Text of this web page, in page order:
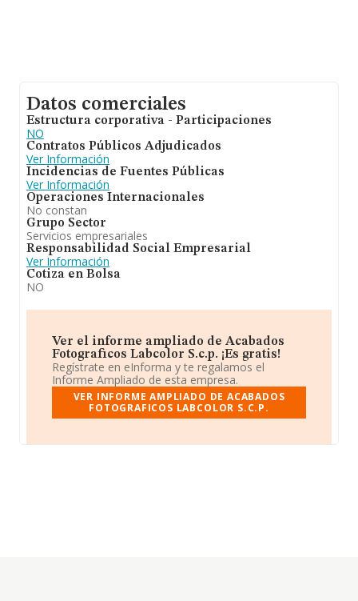
Datos comerciales
Estructura corporativa - Participaciones
NO
Contratos Públicos Adjudicados
Ver Información
Incidencias de Fuentes Públicas
Ver Información
Operaciones Internacionales
No constan
Grupo Sector
Servicios empresariales
Responsabilidad Social Empresarial
Ver Información
Cotiza en Bolsa
NO
Ver el informe ampliado de Acabados
Fotograficos Labcolor S.c.p. ¡Es gratis!
Regístrate en eInforma y te regalamos el
Informe Ampliado de esta empresa.
VER INFORME AMPLIADO DE ACABADOS
FOTOGRAFICOS LABCOLOR S.C.P.